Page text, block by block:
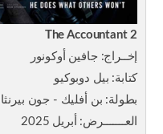
The Accountant 2
إخــراج: جافين أوكونور
كتابة: بيل دوبوكيو
بطولة: بن أفليك - جون بيرنثال
العـــــــرض: أبريل 2025